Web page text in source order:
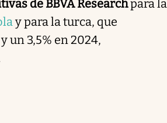
de BBVA Researchpara la
y para la turca, que
un 3,5% en 2024,